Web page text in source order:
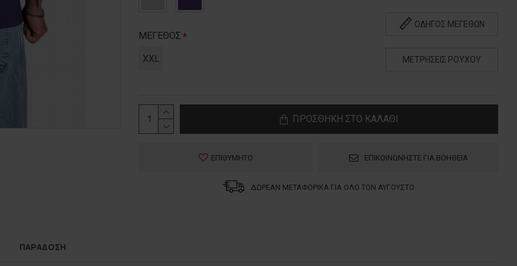
ΜΕΓΕΘΟΣ
XXL
ΟΔΗΓΟΣ ΜΕΓΕΘΩΝ
ΜΕΤΡΗΣΕΙΣ ΡΟΥΧΟΥ
ΠΡΟΣΘΗΚΗ ΣΤΟ ΚΑΛΑΘΙ
ΕΠΙΘΥΜΗΤΟ ΕΠΙΚΟΙΝΩΝΗΣΤΕ ΓΙΑ ΒΟΗΘΕΙΑ
ΔΩΡΕΑΝ ΜΕΤΑΦΟΡΙΚΑ ΓΙΑ ΟΛΟ ΤΟΝ ΑΥΓΟΥΣΤΟ
ΠΑΡΑΔΟΣΗ